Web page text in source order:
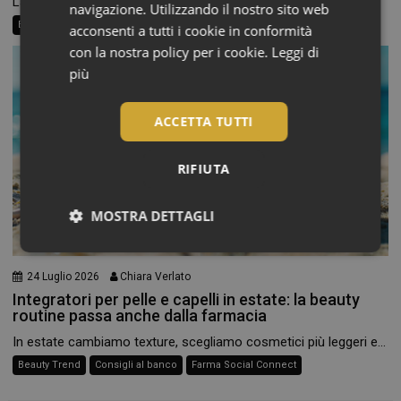
Beauty News Consigli al banco Farma Social Connect
24 Luglio 2026 Chiara Verlato
Integratori per pelle e capelli in estate: la beauty
routine passa anche dalla farmacia
In estate cambiamo texture, scegliamo cosmetici più leggeri e...
Beauty Trend Consigli al banco Farma Social Connect
navigazione. Utilizzando il nostro sito web
acconsenti a tutti i cookie in conformità
con la nostra policy per i cookie. Leggi di
più
ACCETTA TUTTI
RIFIUTA
MOSTRA DETTAGLI
Necessari